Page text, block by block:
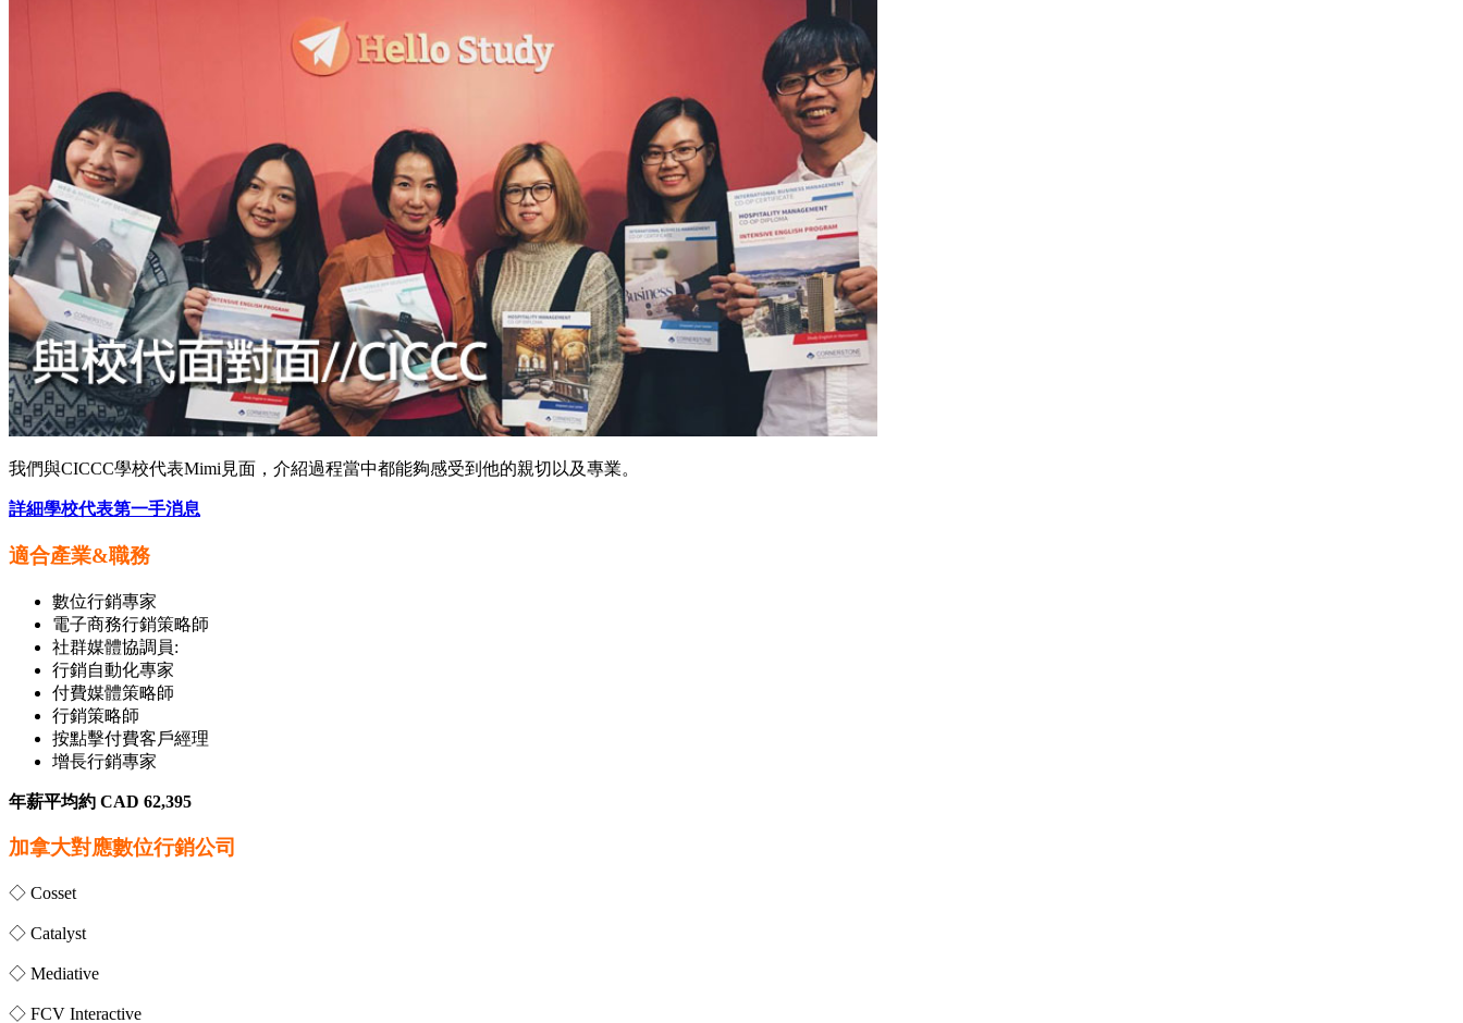
我們與CICCC學校代表Mimi見面，介紹過程當中都能夠感受到他的親切以及專業。
詳細學校代表第一手消息
適合產業&職務
數位行銷專家
電子商務行銷策略師
社群媒體協調員:
行銷自動化專家
付費媒體策略師
行銷策略師
按點擊付費客戶經理
增長行銷專家
年薪平均約 CAD 62,395
加拿大對應數位行銷公司
◇ Cosset
◇ Catalyst
◇ Mediative
◇ FCV Interactive